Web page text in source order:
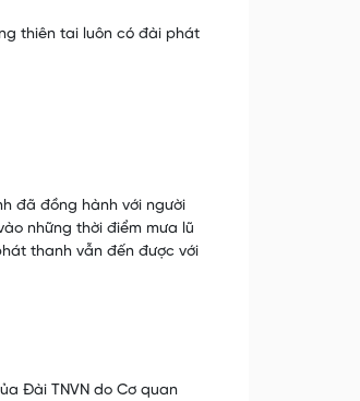
thiên tai luôn có đài phát
đã đồng hành với người
những thời điểm mưa lũ
thanh vẫn đến được với
Đài TNVN do Cơ quan